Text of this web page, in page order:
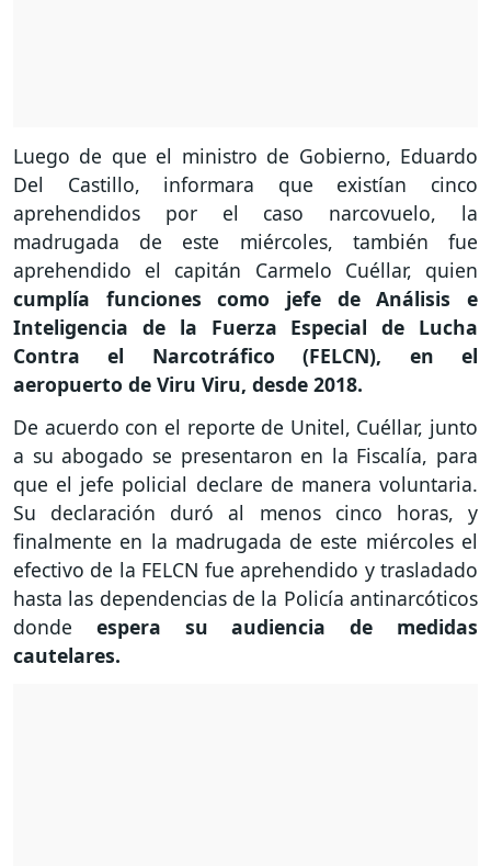
Luego de que el ministro de Gobierno, Eduardo
Del Castillo, informara que existían cinco
aprehendidos por el caso narcovuelo, la
madrugada de este miércoles, también fue
aprehendido el capitán Carmelo Cuéllar, quien
cumplía funciones como jefe de Análisis e
Inteligencia de la Fuerza Especial de Lucha
Contra el Narcotráfico (FELCN), en el
aeropuerto de Viru Viru, desde 2018.
De acuerdo con el reporte de Unitel, Cuéllar, junto
a su abogado se presentaron en la Fiscalía, para
que el jefe policial declare de manera voluntaria.
Su declaración duró al menos cinco horas, y
finalmente en la madrugada de este miércoles el
efectivo de la FELCN fue aprehendido y trasladado
hasta las dependencias de la Policía antinarcóticos
donde espera su audiencia de medidas
cautelares.